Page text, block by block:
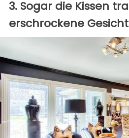
3. Sogar die Kissen
erschrockene